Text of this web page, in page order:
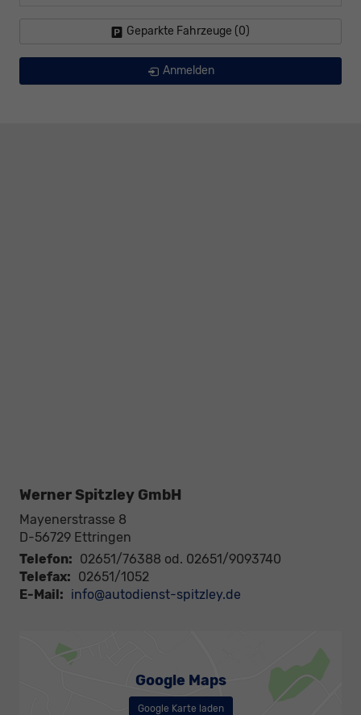
Geparkte Fahrzeuge (0)
Anmelden
Werner Spitzley GmbH
Mayenerstrasse 8
D-56729 Ettringen
Telefon: 02651/76388 od. 02651/9093740
Telefax: 02651/1052
E-Mail: info@autodienst-spitzley.de
Google Maps
Google Karte laden